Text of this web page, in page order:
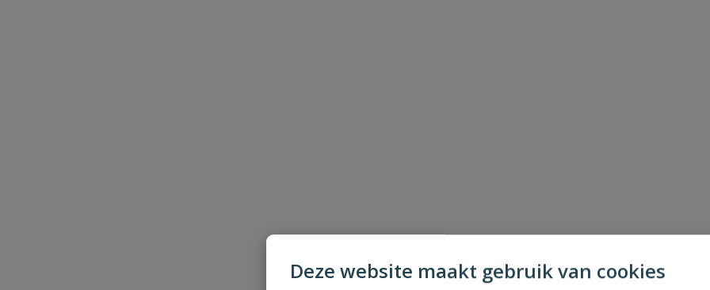
Deze website maakt gebruik van cookies
40 mm